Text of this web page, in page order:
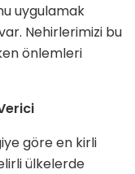
uygulamak
Nehirlerimizi bu
önlemleri
göre en kirli
ülkelerde